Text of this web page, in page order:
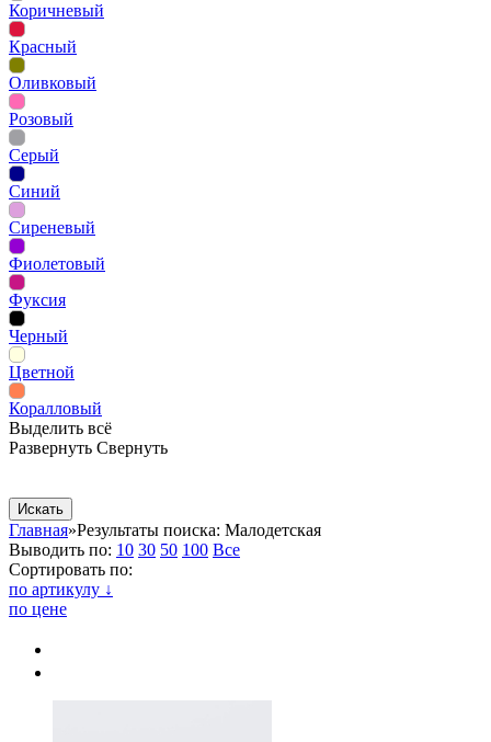
Коричневый
Красный
Оливковый
Розовый
Серый
Синий
Сиреневый
Фиолетовый
Фуксия
Черный
Цветной
Коралловый
Выделить всё
Развернуть Свернуть
Главная»Результаты поиска: Малодетская
Выводить по: 10 30 50 100 Все
Сортировать по:
по артикулу ↓
по цене